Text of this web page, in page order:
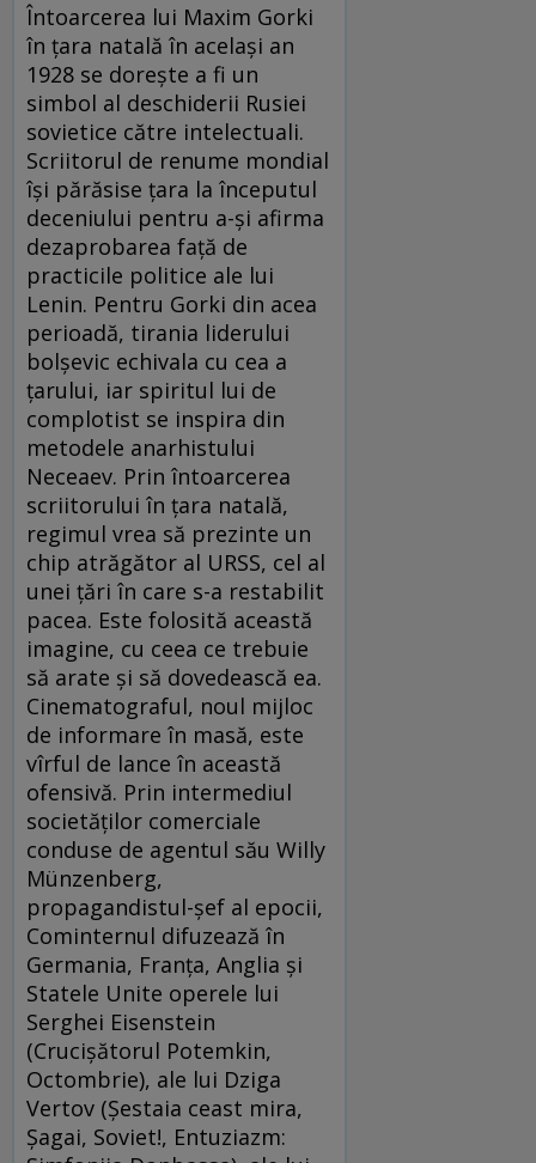
Întoarcerea lui Maxim Gorki
în țara natală în același an
1928 se dorește a fi un
simbol al deschiderii Rusiei
sovietice către intelectuali.
Scriitorul de renume mondial
își părăsise țara la începutul
deceniului pentru a-și afirma
dezaprobarea față de
practicile politice ale lui
Lenin. Pentru Gorki din acea
perioadă, tirania liderului
bolșevic echivala cu cea a
țarului, iar spiritul lui de
complotist se inspira din
metodele anarhistului
Neceaev. Prin întoarcerea
scriitorului în țara natală,
regimul vrea să prezinte un
chip atrăgător al URSS, cel al
unei țări în care s-a restabilit
pacea. Este folosită această
imagine, cu ceea ce trebuie
să arate și să dovedească ea.
Cinematograful, noul mijloc
de informare în masă, este
vîrful de lance în această
ofensivă. Prin intermediul
societăților comerciale
conduse de agentul său Willy
Münzenberg,
propagandistul-șef al epocii,
Cominternul difuzează în
Germania, Franța, Anglia și
Statele Unite operele lui
Serghei Eisenstein
(Crucișătorul Potemkin,
Octombrie), ale lui Dziga
Vertov (Șestaia ceast mira,
Șagai, Soviet!, Entuziazm: